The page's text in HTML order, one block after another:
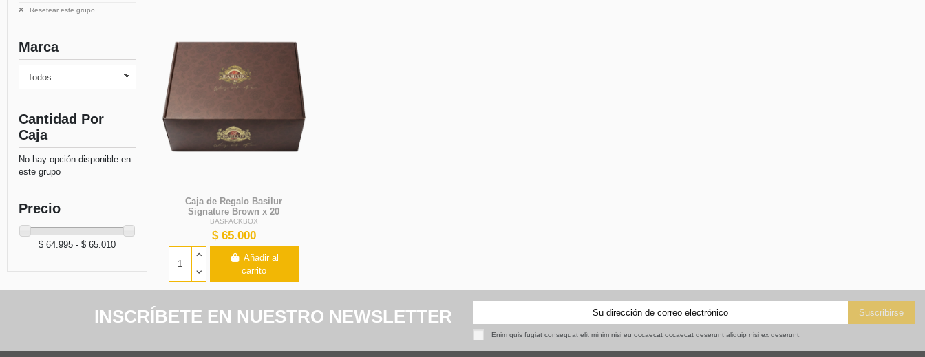
Caja de Regalo Basilur
Signature Brown x 20
Unidades - Basilur
BASPACKBOX
$ 65.000
Añadir al
carrito
Resetear este grupo
Marca
Cantidad Por
Caja
No hay opción disponible en
este grupo
Precio
$ 64.995 - $ 65.010
INSCRÍBETE EN NUESTRO NEWSLETTER
Enim quis fugiat consequat elit minim nisi eu occaecat occaecat deserunt aliquip nisi ex deserunt.